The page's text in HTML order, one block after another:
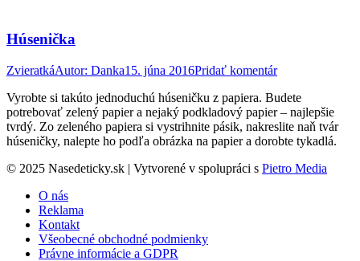
Húsenička
ZvieratkáAutor: Danka15. júna 2016Pridať komentár
Vyrobte si takúto jednoduchú húseničku z papiera. Budete
potrebovať zelený papier a nejaký podkladový papier – najlepšie
tvrdý. Zo zeleného papiera si vystrihnite pásik, nakreslite naň tvár
húseničky, nalepte ho podľa obrázka na papier a dorobte tykadlá.
© 2025 Nasedeticky.sk | Vytvorené v spolupráci s Pietro Media
O nás
Reklama
Kontakt
Všeobecné obchodné podmienky
Právne informácie a GDPR